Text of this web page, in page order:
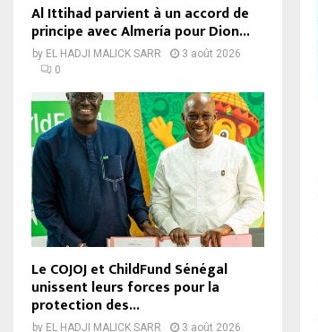
Al Ittihad parvient à un accord de
principe avec Almería pour Dion...
by EL HADJI MALICK SARR
3 août 2026
0
Le COJOJ et ChildFund Sénégal
unissent leurs forces pour la
protection des...
by EL HADJI MALICK SARR
3 août 2026